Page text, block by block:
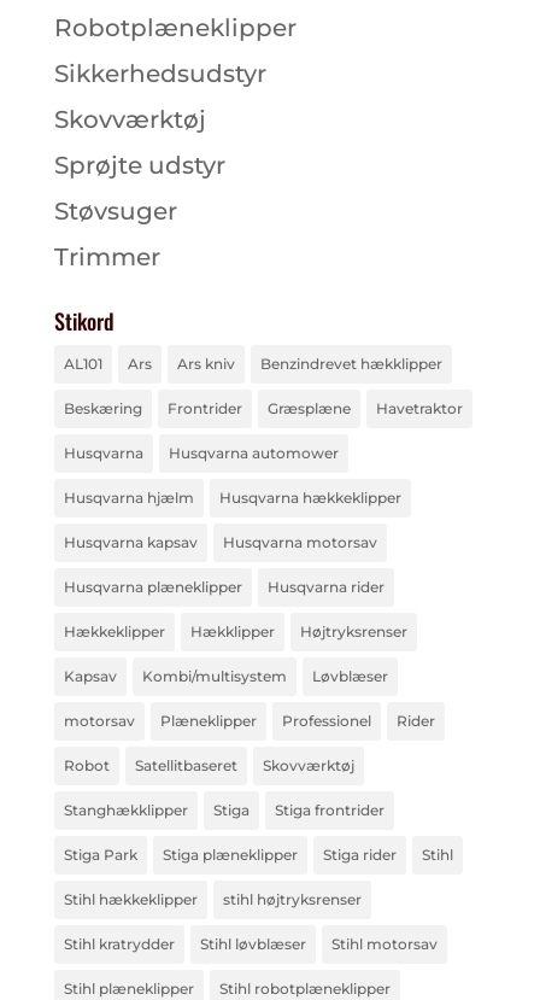
Robotplæneklipper
Sikkerhedsudstyr
Skovværktøj
Sprøjte udstyr
Støvsuger
Trimmer
Stikord
AL101 Ars Ars kniv Benzindrevet hækklipper
Beskæring Frontrider Græsplæne Havetraktor
Husqvarna Husqvarna automower
Husqvarna hjælm Husqvarna hækkeklipper
Husqvarna kapsav Husqvarna motorsav
Husqvarna plæneklipper Husqvarna rider
Hækkeklipper Hækklipper Højtryksrenser
Kapsav Kombi/multisystem Løvblæser
motorsav Plæneklipper Professionel Rider
Robot Satellitbaseret Skovværktøj
Stanghækklipper Stiga Stiga frontrider
Stiga Park Stiga plæneklipper Stiga rider Stihl
Stihl hækkeklipper stihl højtryksrenser
Stihl kratrydder Stihl løvblæser Stihl motorsav
Stihl plæneklipper Stihl robotplæneklipper